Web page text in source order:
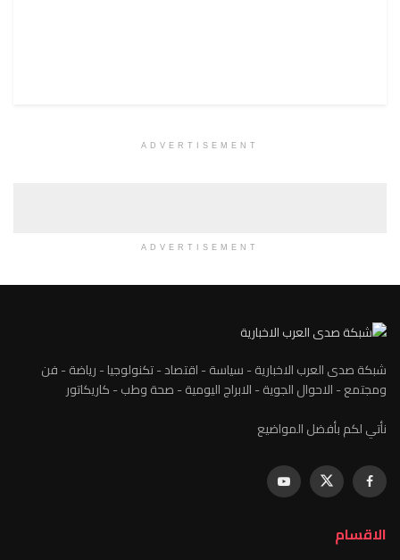
ADVERTISEMENT
ADVERTISEMENT
شبكة صدى العرب الاخبارية - سياسة - اقتصاد - تكنولوجيا - رياضة - فن
ومجتمع - الاحوال الجوية - الابراج اليومية - صحة وطب - كاريكاتور
نأتي لكم بأفضل المواضيع
الاقسام